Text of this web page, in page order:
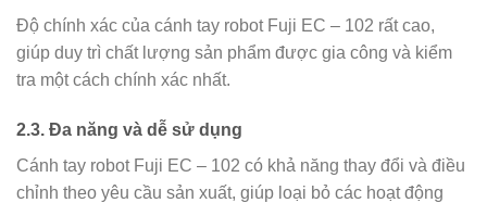
Độ chính xác của cánh tay robot Fuji EC – 102 rất cao,
giúp duy trì chất lượng sản phẩm được gia công và kiểm
tra một cách chính xác nhất.
2.3. Đa năng và dễ sử dụng
Cánh tay robot Fuji EC – 102 có khả năng thay đổi và điều
chỉnh theo yêu cầu sản xuất, giúp loại bỏ các hoạt động